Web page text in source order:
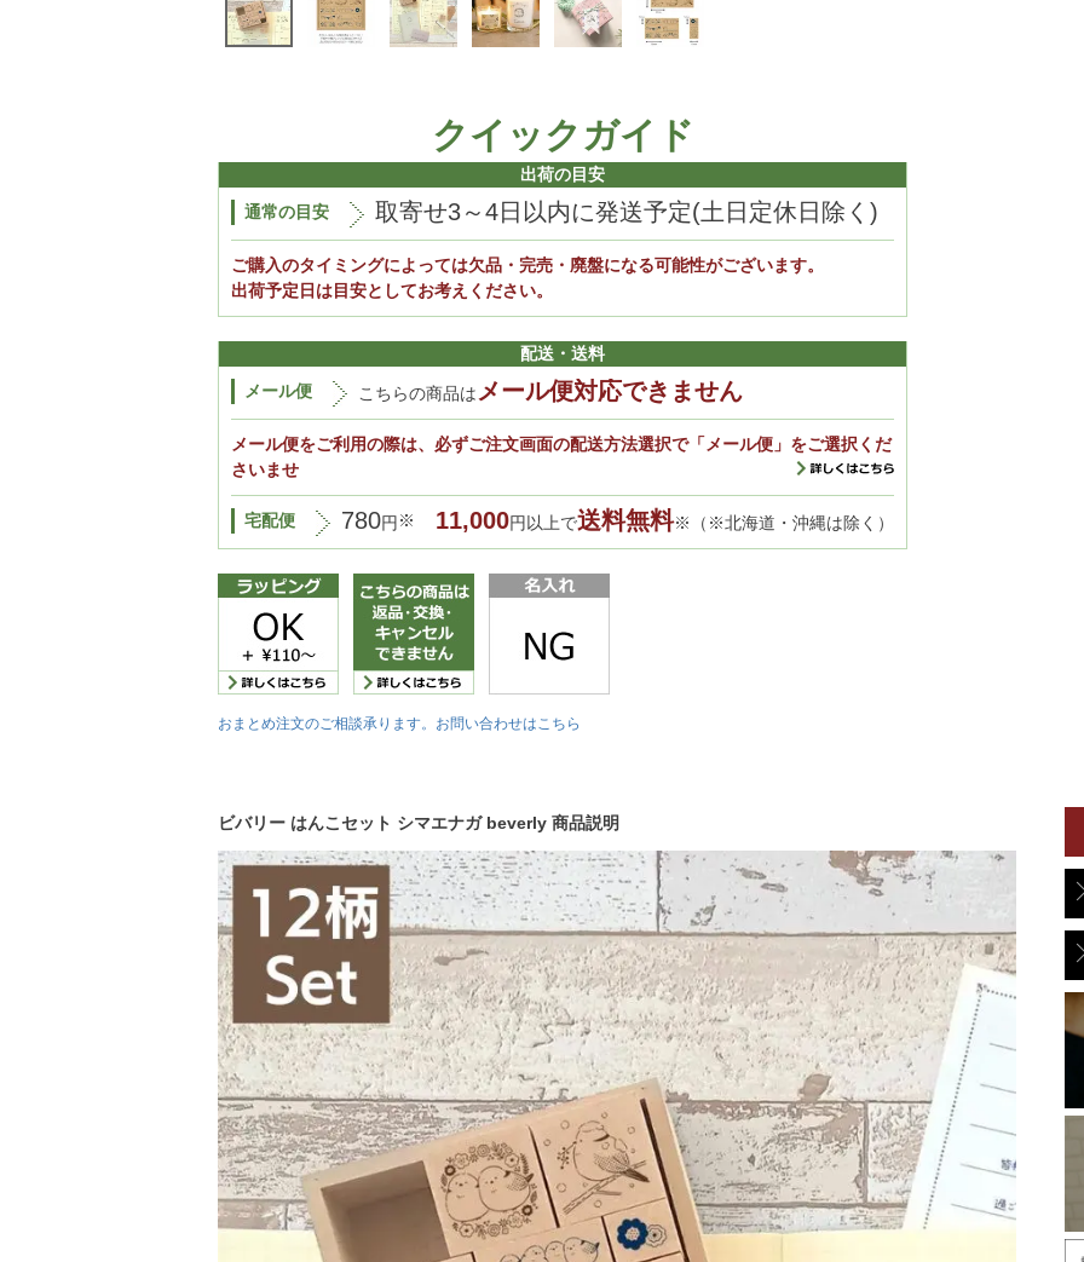
クイックガイド
出荷の目安
通常の目安
取寄せ3～4日以内に発送予定(土日定休日除く)
ご購入のタイミングによっては欠品・完売・廃盤になる可能性がございます。
出荷予定日は目安としてお考えください。
配送・送料
メール便
こちらの商品は メール便対応できません
メール便をご利用の際は、必ずご注文画面の配送方法選択で「メール便」をご選択くだ
さいませ
宅配便 780円 ※ 11,000円以上で送料無料※（※北海道・沖縄は除く）
おまとめ注文のご相談承ります。お問い合わせはこちら
ビバリー はんこセット シマエナガ beverly 商品説明